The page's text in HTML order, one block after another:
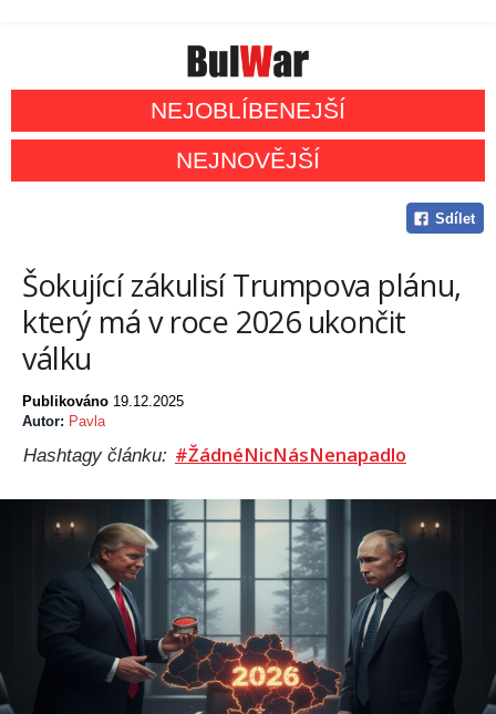
NEJOBLÍBENEJŠÍ
NEJNOVĚJŠÍ
Sdílet
Šokující zákulisí Trumpova plánu,
který má v roce 2026 ukončit
válku
Publikováno 19.12.2025
Autor: Pavla
Hashtagy článku: #ŽádnéNicNásNenapadlo